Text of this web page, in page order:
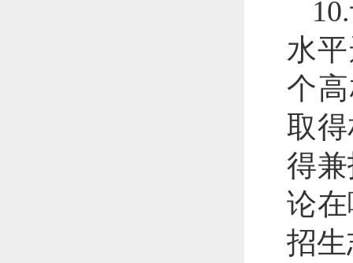
水
个
取
得
论
招